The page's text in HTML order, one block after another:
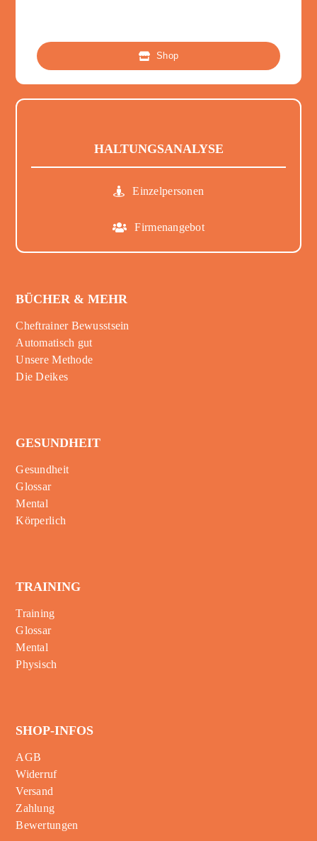
Shop
HALTUNGSANALYSE
Einzelpersonen
Firmenangebot
BÜCHER & MEHR
Cheftrainer Bewusstsein
Automatisch gut
Unsere Methode
Die Deikes
GESUNDHEIT
Gesundheit
Glossar
Mental
Körperlich
TRAINING
Training
Glossar
Mental
Physisch
SHOP-INFOS
AGB
Widerruf
Versand
Zahlung
Bewertungen